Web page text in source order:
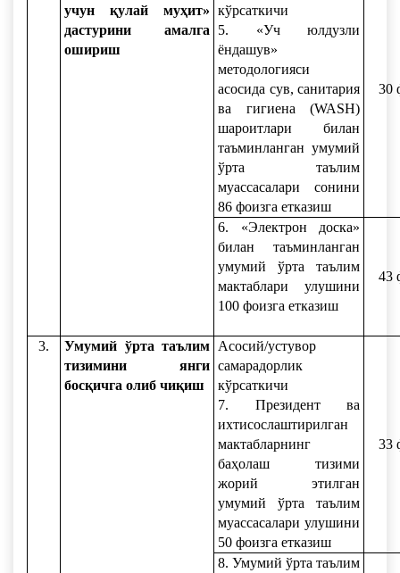
учун қулай муҳит»
дастурини амалга
ошириш
кўрсаткичи
5. «Уч юлдузли
ёндашув»
методологияси
асосида сув, санитария
ва гигиена (WASН)
шароитлари билан
таъминланган умумий
ўрта таълим
муассасалари сонини
86 фоизга етказиш
30
6. «Электрон доска»
билан таъминланган
умумий ўрта таълим
мактаблари улушини
100 фоизга етказиш
43
3.
Умумий ўрта таълим
тизимини янги
босқичга олиб чиқиш
Асосий/устувор
самарадорлик
кўрсаткичи
7. Президент ва
ихтисослаштирилган
мактабларнинг
баҳолаш тизими
жорий этилган
умумий ўрта таълим
муассасалари улушини
50 фоизга етказиш
33
8. Умумий ўрта таълим